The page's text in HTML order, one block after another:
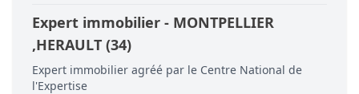
Expert immobilier - MONTPELLIER
,HERAULT (34)
Expert immobilier agréé par le Centre National de
l'Expertise